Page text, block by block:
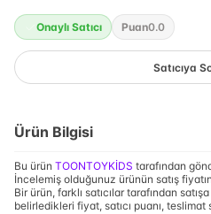
Onaylı Satıcı Puan0.0
Satıcıya
Ürün Bilgisi
Bu ürün TOONTOYKİDS tarafından
İncelemiş olduğunuz ürünün satış
Bir ürün, farklı satıcılar tarafından
belirledikleri fiyat, satıcı puanı,